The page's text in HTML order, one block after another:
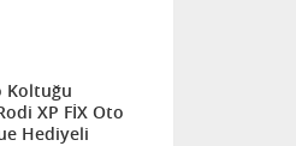
Koltuğu
XP FİX Oto
Hediyeli